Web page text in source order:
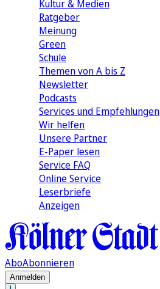
Kultur & Medien
Ratgeber
Meinung
Green
Schule
Themen von A bis Z
Newsletter
Podcasts
Services und Empfehlungen
Wir helfen
Unsere Partner
E-Paper lesen
Service FAQ
Online Service
Leserbriefe
Anzeigen
AboAbonnieren
Anmelden